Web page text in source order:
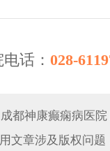
话： 028-
都神康癫痫病医院
文章涉及版权问题